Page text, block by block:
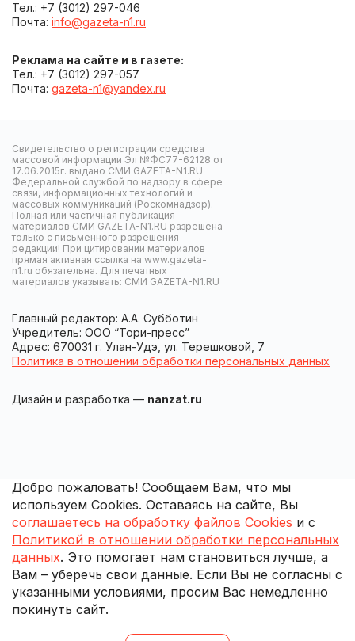
Тел.: +7 (3012) 297-046
Почта: info@gazeta-n1.ru
Реклама на сайте и в газете:
Тел.: +7 (3012) 297-057
Почта: gazeta-n1@yandex.ru
Свидетельство о регистрации средства
массовой информации Эл №ФС77-62128 от
17.06.2015г. выдано СМИ GAZETA-N1.RU
Федеральной службой по надзору в сфере
связи, информационных технологий и
массовых коммуникаций (Роскомнадзор).
Полная или частичная публикация
материалов СМИ GAZETA-N1.RU разрешена
только с письменного разрешения
редакции! При цитировании материалов
прямая активная ссылка на www.gazeta-
n1.ru обязательна. Для печатных
материалов указывать: СМИ GAZETA-N1.RU
Главный редактор: А.А. Субботин
Учредитель: ООО “Тори-пресс”
Адрес: 670031 г. Улан-Удэ, ул. Терешковой, 7
Политика в отношении обработки персональных данных
Дизайн и разработка — nanzat.ru
Добро пожаловать! Сообщаем Вам, что мы
используем Cookies. Оставаясь на сайте, Вы
соглашаетесь на обработку файлов Cookies и с
Политикой в отношении обработки персональных
данных. Это помогает нам становиться лучше, а
Вам – уберечь свои данные. Если Вы не согласны с
указанными условиями, просим Вас немедленно
покинуть сайт.